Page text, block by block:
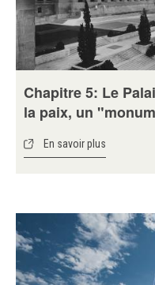
Chapitre 5: Le
la paix, un
En savoir plus